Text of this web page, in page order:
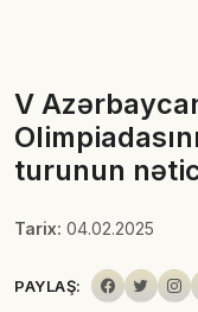
V
turunun
Tarix: 04.02.2025
PAYLAŞ: